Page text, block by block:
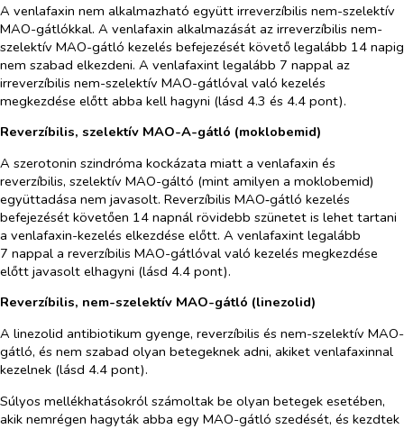
A venlafaxin nem alkalmazható együtt irreverzíbilis nem-szelektív
MAO-gátlókkal. A venlafaxin alkalmazását az irreverzíbilis nem-
szelektív MAO-gátló kezelés befejezését követő legalább 14 napig
nem szabad elkezdeni. A venlafaxint legalább 7 nappal az
irreverzíbilis nem-szelektív MAO-gátlóval való kezelés
megkezdése előtt abba kell hagyni (lásd 4.3 és 4.4 pont).
Reverzíbilis, szelektív MAO-A-gátló (moklobemid)
A szerotonin szindróma kockázata miatt a venlafaxin és
reverzíbilis, szelektív MAO-gáltó (mint amilyen a moklobemid)
együttadása nem javasolt. Reverzíbilis MAO‑gátló kezelés
befejezését követően 14 napnál rövidebb szünetet is lehet tartani
a venlafaxin-kezelés elkezdése előtt. A venlafaxint legalább
7 nappal a reverzíbilis MAO-gátlóval való kezelés megkezdése
előtt javasolt elhagyni (lásd 4.4 pont).
Reverzíbilis, nem-szelektív MAO-gátló (linezolid)
A linezolid antibiotikum gyenge, reverzíbilis és nem-szelektív MAO-
gátló, és nem szabad olyan betegeknek adni, akiket venlafaxinnal
kezelnek (lásd 4.4 pont).
Súlyos mellékhatásokról számoltak be olyan betegek esetében,
akik nemrégen hagyták abba egy MAO-gátló szedését, és kezdtek